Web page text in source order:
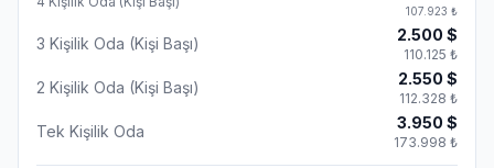
107.923 ₺
3 Kişilik Oda (Kişi Başı) 2.500 $
110.125 ₺
2 Kişilik Oda (Kişi Başı) 2.550 $
112.328 ₺
Tek Kişilik Oda 3.950 $
173.998 ₺